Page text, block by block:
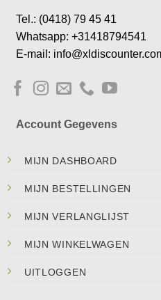
Tel.: (0418) 79 45 41
Whatsapp: +31418794541
E-mail:
Account Gegevens
MIJN DASHBOARD
MIJN BESTELLINGEN
MIJN VERLANGLIJST
MIJN WINKELWAGEN
UITLOGGEN